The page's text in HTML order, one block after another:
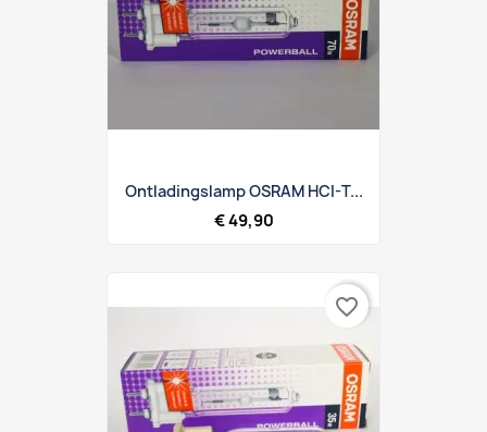
Ontladingslamp OSRAM HCI-T...
€ 49,90
favorite_border